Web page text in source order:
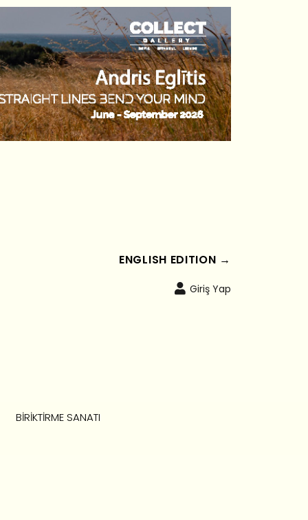
ENGLISH EDITION →
Giriş Yap
BIRIKTIRME SANATI